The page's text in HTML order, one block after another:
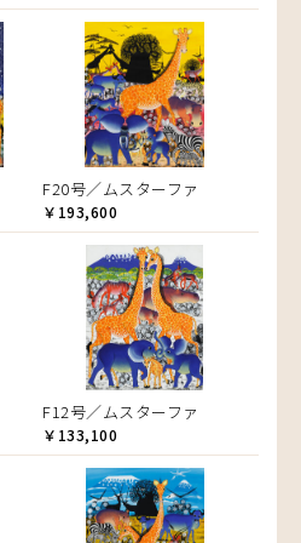
F20号／ムスターファ
￥193,600
F12号／ムスターファ
￥133,100